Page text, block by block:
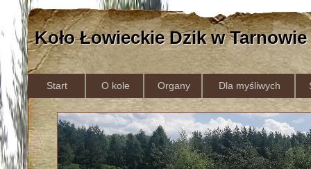
Koło Łowieckie Dzik w Tarnowie
Start O kole Organy Dla myśliwych